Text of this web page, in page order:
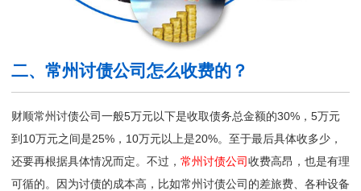
二、常州讨债公司怎么收费的？
财顺常州讨债公司一般5万元以下是收取债务总金额的30%，5万元
到10万元之间是25%，10万元以上是20%。至于最后具体收多少，
还要再根据具体情况而定。不过， 常州讨债公司收费高昂，也是有理
可循的。因为讨债的成本高，比如常州讨债公司的差旅费、各种设备